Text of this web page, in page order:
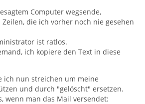
Computer wegsende,
die ich vorher noch nie gesehen
ist ratlos.
ich kopiere den Text in diese
ich nun streichen um meine
und durch "gelöscht" ersetzen.
wenn man das Mail versendet: